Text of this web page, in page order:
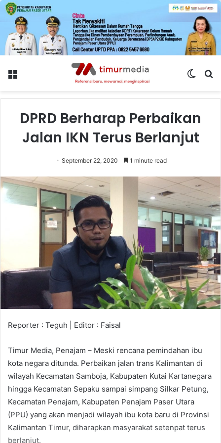
Menu
Switch
DPRD Berharap Perbaikan
Jalan IKN Terus Berlanjut
September 22, 2020 1 minute read
Reporter : Teguh | Editor : Faisal
Timur Media, Penajam – Meski rencana pemindahan ibu
kota negara ditunda. Perbaikan jalan trans Kalimantan di
wilayah Kecamatan Samboja, Kabupaten Kutai Kartanegara
hingga Kecamatan Sepaku sampai simpang Silkar Petung,
Kecamatan Penajam, Kabupaten Penajam Paser Utara
(PPU) yang akan menjadi wilayah ibu kota baru di Provinsi
Kalimantan Timur, diharapkan masyarakat setenpat terus
berlanjut.